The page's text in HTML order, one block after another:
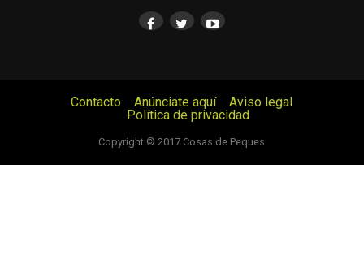
Contacto Anúnciate aquí
Aviso legal
Política de privacidad
Copyright © 2017 Cosas de Peques